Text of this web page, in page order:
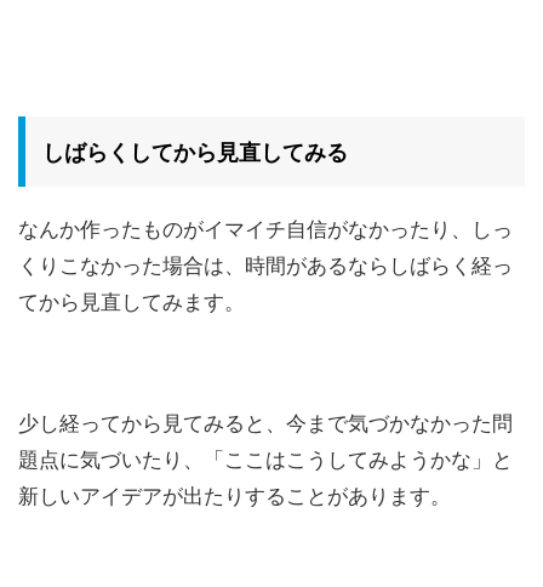
しばらくしてから見直してみる
なんか作ったものがイマイチ自信がなかったり、しっ
くりこなかった場合は、時間があるならしばらく経っ
てから見直してみます。
少し経ってから見てみると、今まで気づかなかった問
題点に気づいたり、「ここはこうしてみようかな」と
新しいアイデアが出たりすることがあります。